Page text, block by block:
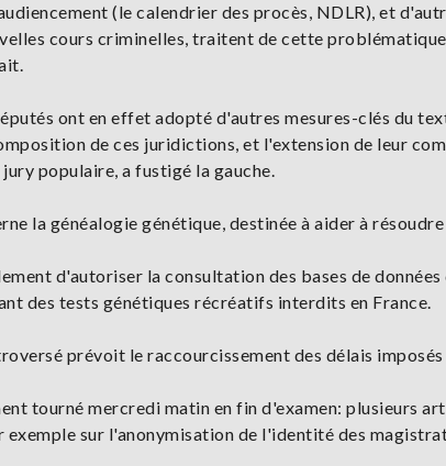
(le calendrier des procès, NDLR), et
cours criminelles, traitent de cette
ont en effet adopté d'autres mesures-clés du
de ces juridictions, et l'extension de leur
populaire, a fustigé la gauche.
la généalogie génétique, destinée à aider à
d'autoriser la consultation des bases de
des tests génétiques récréatifs interdits en France.
prévoit le raccourcissement des délais
tourné mercredi matin en fin d'examen: plusieurs
exemple sur l'anonymisation de l'identité des